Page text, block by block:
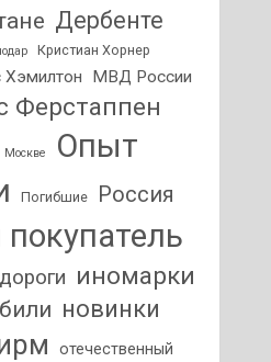
Дербенте
Кристиан Хорнер
МВД России
Ферстаппен
Москве
Опыт
Погибшие Россия
дороги иномарки
новинки
отечественный